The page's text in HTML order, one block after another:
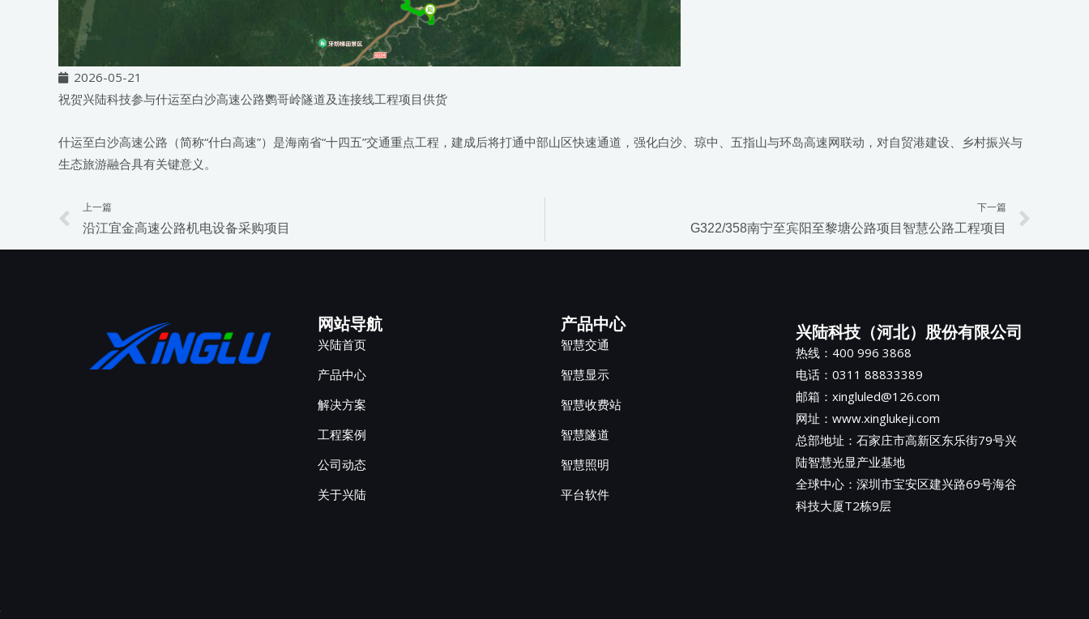
2026-05-21
祝贺兴陆科技参与什运至白沙高速公路鹦哥岭隧道及连接线工程项目供货
什运至白沙高速公路（简称“什白高速”）是海南省“十四五”交通重点工程，建成后将打通中部山区快速通道，强化白沙、琼中、五指山与环岛高速网联动，对自贸港建设、乡村振兴与
生态旅游融合具有关键意义。
Prev
上一篇
沿江宜金高速公路机电设备采购项目
下一篇
G322/358南宁至宾阳至黎塘公路项目智慧公路工程项目
网站导航
兴陆首页
产品中心
解决方案
工程案例
公司动态
关于兴陆
产品中心
智慧交通
智慧显示
智慧收费站
智慧隧道
智慧照明
平台软件
兴陆科技（河北）股份有限公司
热线：400 996 3868
电话：0311 88833389
邮箱：xingluled@126.com
网址：www.xinglukeji.com
总部地址： 石家庄市高新区东乐街79号兴
陆智慧光显产业基地
全球中心：深圳市宝安区建兴路69号海谷
科技大厦T2栋9层